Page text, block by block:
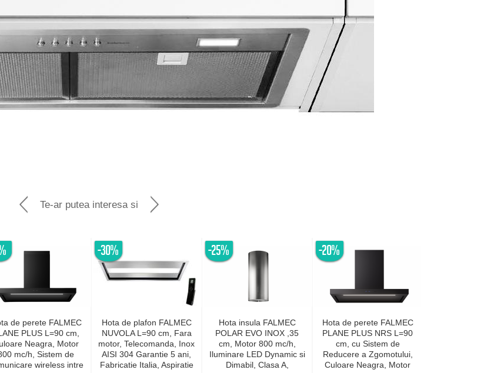
Te-ar putea interesa si
de perete FALMEC
PLUS L=90 cm,
Neagra, Motor
mc/h, Sistem de
wireless intre
-30%
Hota de plafon FALMEC
NUVOLA L=90 cm, Fara
motor, Telecomanda, Inox
AISI 304 Garantie 5 ani,
Fabricatie Italia, Aspiratie
-25%
Hota insula FALMEC
POLAR EVO INOX ,35
cm, Motor 800 mc/h,
Iluminare LED Dynamic si
Dimabil, Clasa A,
-20%
Hota de perete FALMEC
PLANE PLUS NRS L=90
cm, cu Sistem de
Reducere a Zgomotului,
Culoare Neagra, Motor